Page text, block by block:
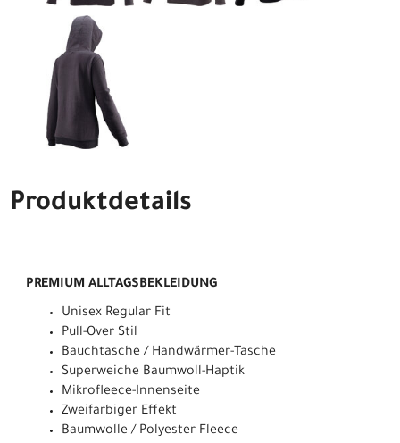
Produktdetails
PREMIUM ALLTAGSBEKLEIDUNG
Unisex Regular Fit
Pull-Over Stil
Bauchtasche / Handwärmer-Tasche
Superweiche Baumwoll-Haptik
Mikrofleece-Innenseite
Zweifarbiger Effekt
Baumwolle / Polyester Fleece